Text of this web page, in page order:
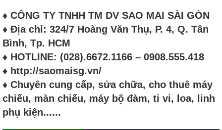
♦ CÔNG TY TNHH TM DV SAO MAI SÀI GÒN
♦ Địa chỉ: 324/7 Hoàng Văn Thụ, P. 4, Q. Tân
Bình, Tp. HCM
♦ HOTLINE: (028).6672.1166 – 0908.555.418
♦ http://saomaisg.vn/
♦ Chuyên cung cấp, sửa chữa, cho thuê máy
chiếu, màn chiếu, máy bộ đàm, ti vi, loa, linh
phụ kiện......